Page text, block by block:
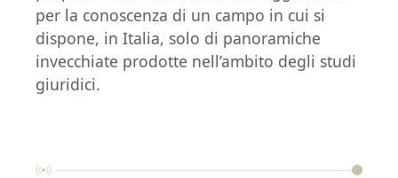
per la conoscenza di un campo in cui si
dispone, in Italia, solo di panoramiche
invecchiate prodotte nell’ambito degli studi
giuridici.